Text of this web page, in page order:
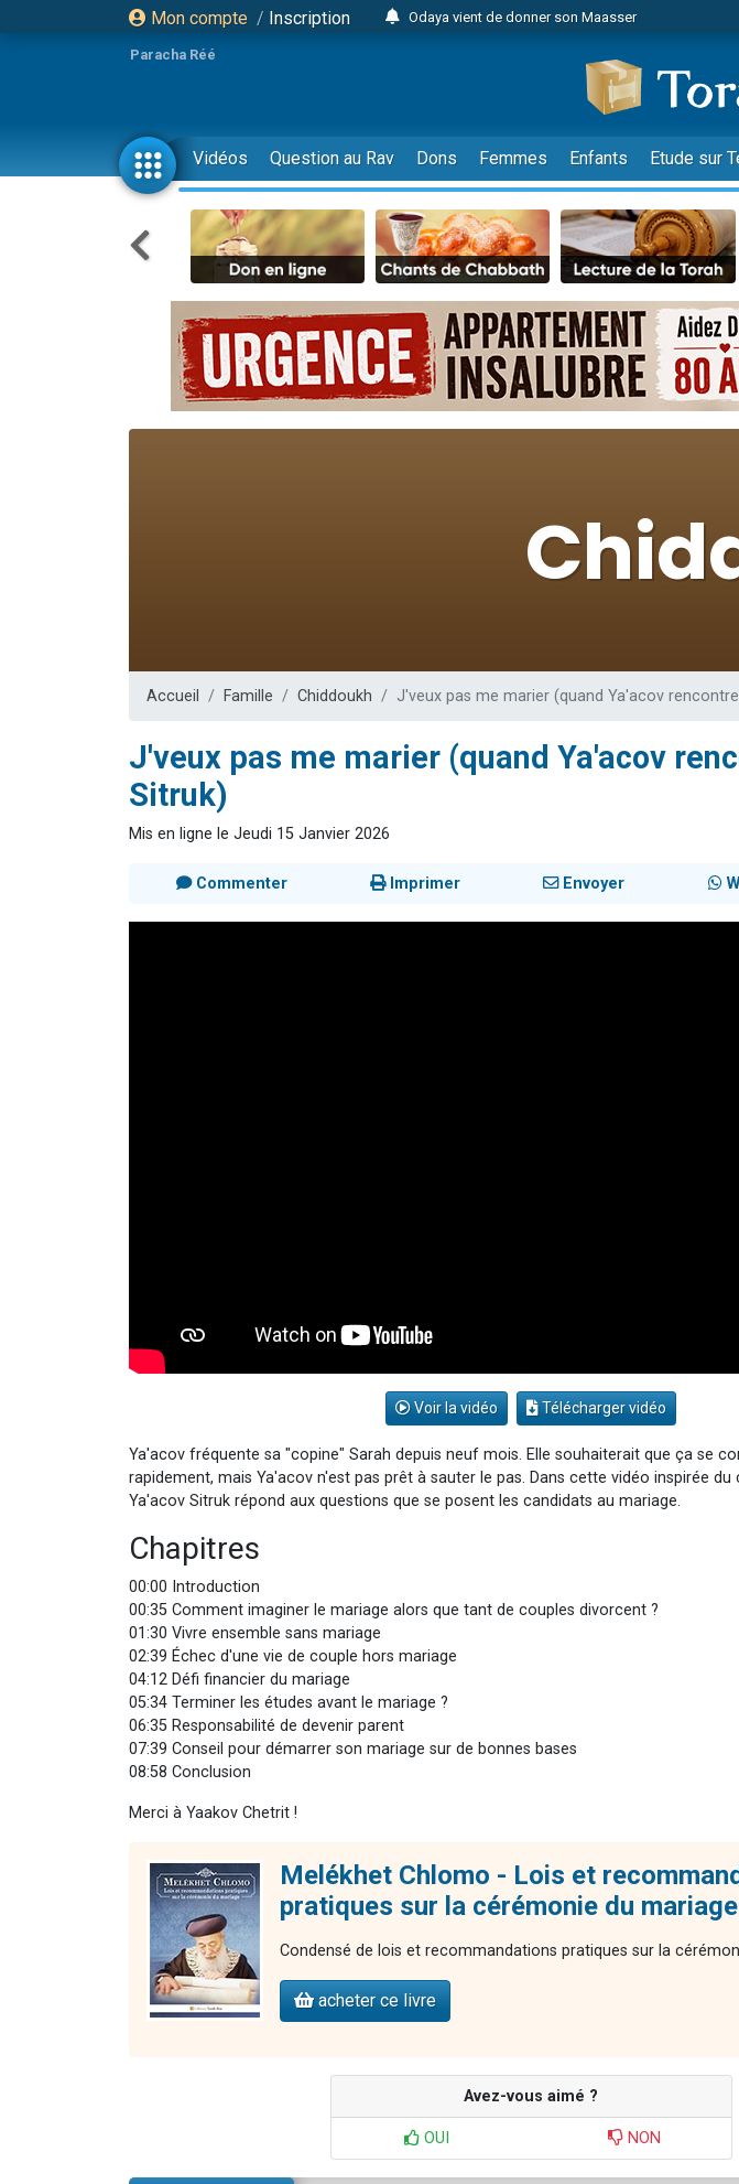
Mon compte / Inscription
Odaya vient de donner son Maasser
3 personnes viennent de faire un don pour
2 personnes viennent de nous rejoindre sur
13 personnes viennent de demander une bénédiction
12 nouvelles musiques dans Torah-Box Music
30 personnes viennent de faire un don pour
Il reste 49 places pour étudier en groupe sur
3 personnes viennent de nous rejoindre sur
2 personnes viennent de nous rejoindre sur
3 personnes viennent de nous rejoindre sur
2 nouvelles musiques dans Torah-Box Music
8 personnes viennent de faire un don pour
Il reste 49 places pour étudier en groupe sur
Nathaniel vient de donner son Maasser
Paracha Réé
Vidéos Question au Rav Dons Femmes Enfants Etude sur
Accueil Famille Chiddoukh J'veux pas me marier (quand Ya'acov
J'veux pas me marier (quand Ya'acov
Sitruk)
Mis en ligne le Jeudi 15 Janvier 2026
Commenter Imprimer Envoyer
Voir la vidéo Télécharger vidéo
Ya'acov fréquente sa "copine" Sarah depuis neuf mois. Elle souhaiterait que ça se
rapidement, mais Ya'acov n'est pas prêt à sauter le pas. Dans cette vidéo inspirée du
Ya'acov Sitruk répond aux questions que se posent les candidats au mariage.
Chapitres
00:00 Introduction
00:35 Comment imaginer le mariage alors que tant de couples divorcent ?
01:30 Vivre ensemble sans mariage
02:39 Échec d'une vie de couple hors mariage
04:12 Défi financier du mariage
05:34 Terminer les études avant le mariage ?
06:35 Responsabilité de devenir parent
07:39 Conseil pour démarrer son mariage sur de bonnes bases
08:58 Conclusion
Merci à Yaakov Chetrit !
Melékhet Chlomo - Lois et
pratiques sur la cérémonie du mariage
Condensé de lois et recommandations pratiques sur la
acheter ce livre
Avez-vous aimé ?
OUI NON